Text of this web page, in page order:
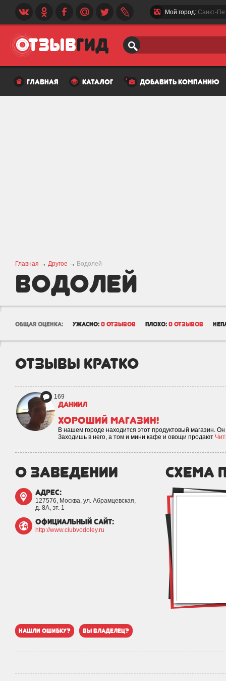
Мой город: Санкт-
главная каталог добавить компанию
Главная → Другое → Водолей
Водолей
общая оценка: ужасно: 0 отзывов плохо: 0 отзывов
отзывы кратко
169
Даниил
Хороший магазин!
В нашем городе находится этот продуктовый магазин.
Заходишь в него, а том и мини кафе и овощи продают
о заведении
адрес:
127576, Москва, ул. Абрамцевская,
д. 8А, эт. 1
официальный сайт:
http://www.clubvodoley.ru
схема
нашли ошибку? вы владелец?